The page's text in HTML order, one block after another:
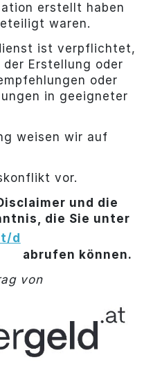
erstellt haben
waren.
ist verpflichtet,
Erstellung oder
oder
in geeigneter
weisen wir auf
vor.
und die
die Sie unter
d
abrufen können.
von